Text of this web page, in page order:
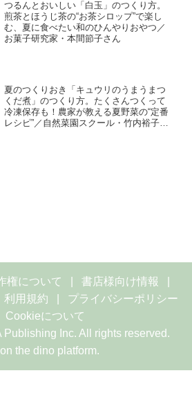
つるんとおいしい「白玉」のつくり方。
煎茶とほうじ茶の“お茶シロップ”で楽し
む、夏に食べたい和のひんやりおやつ／
お菓子研究家・本間節子さん
夏のつくりおき「キュウリのうまうまつ
くだ煮」のつくり方。たくさんつくって
冷凍保存も！農家が教える夏野菜の“定番
レシピ”／自然菜園スクール・竹内裕子さ
権について
書店様向け情報
利用規約
プライバシーポリシー
Cookieについて
Inc. All rights reserved.
the dino platform.